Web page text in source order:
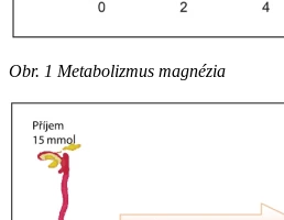
Obr. 1 Metabolizmus magnézia